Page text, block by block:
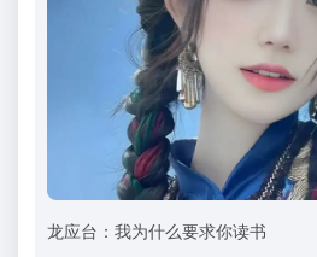
龙应台：我为什么要求你读书